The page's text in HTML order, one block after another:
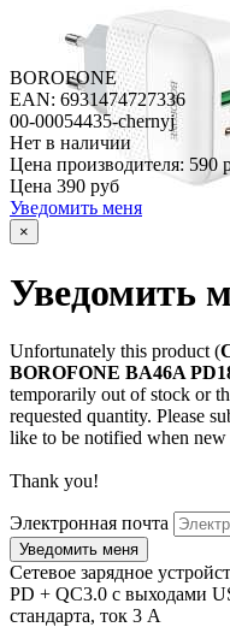
BOROFONE
EAN: 6931474727336
00-00054435-chernyj
Нет в наличии
Цена производителя: 590
Цена 390 руб
Уведомить меня
×
Уведомить
Unfortunately this product (
BOROFONE BA46A
temporarily out of stock or
requested quantity. Please
like to be notified when
Thank you!
Электронная почта
Сетевое зарядное
PD + QC3.0 с выходами
стандарта, ток 3 А